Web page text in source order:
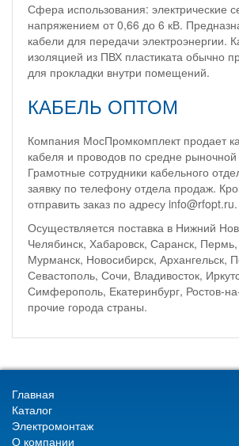
Сфера использования: электрические
напряжением от 0,66 до 6 кВ.
кабели для передачи электроэнергии.
изоляцией из ПВХ пластиката обычно
для прокладки внутри помещений.
КАБЕЛЬ ОПТОМ
Компания МосПромкомплект продает
кабеля и проводов по средне рыночной
Грамотные сотрудники кабельного
заявку по телефону отдела продаж.
отправить заказ по адресу info@rfopt.ru.
Осуществляется поставка в Нижний
Челябинск, Хабаровск, Саранск,
Мурманск, Новосибирск, Архангельск,
Севастополь, Сочи, Владивосток,
Симферополь, Екатеринбург, Ростов-
прочие города страны.
Главная
Каталог
Электромонтаж
О компании